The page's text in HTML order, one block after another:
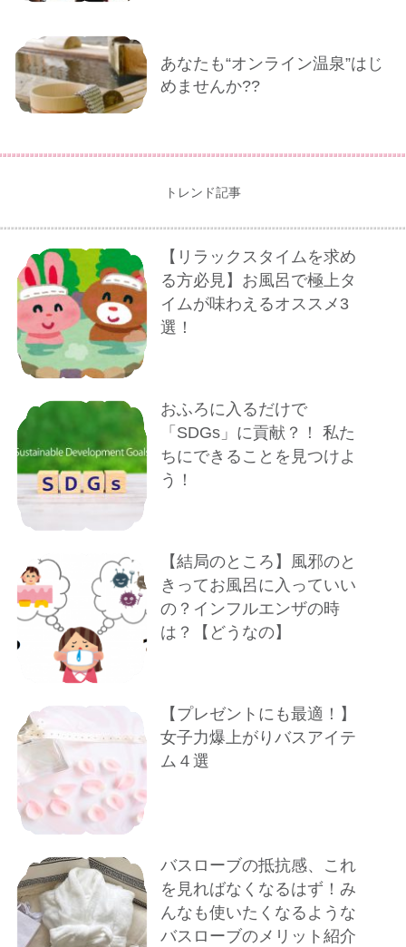
あなたも“オンライン温泉”はじ
めませんか??
トレンド記事
【リラックスタイムを求め
る方必見】お風呂で極上タ
イムが味わえるオススメ3
選！
おふろに入るだけで
「SDGs」に貢献？！ 私た
ちにできることを見つけよ
う！
【結局のところ】風邪のと
きってお風呂に入っていい
の？インフルエンザの時
は？【どうなの】
【プレゼントにも最適！】
女子力爆上がりバスアイテ
ム４選
バスローブの抵抗感、これ
を見ればなくなるはず！み
んなも使いたくなるような
バスローブのメリット紹介